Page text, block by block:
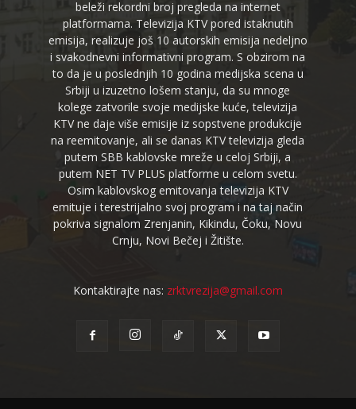
beleži rekordni broj pregleda na internet
platformama. Televizija KTV pored istaknutih
emisija, realizuje još 10 autorskih emisija nedeljno
i svakodnevni informativni program. S obzirom na
to da je u poslednjih 10 godina medijska scena u
Srbiji u izuzetno lošem stanju, da su mnoge
kolege zatvorile svoje medijske kuće, televizija
KTV ne daje više emisije iz sopstvene produkcije
na reemitovanje, ali se danas KTV televizija gleda
putem SBB kablovske mreže u celoj Srbiji, a
putem NET TV PLUS platforme u celom svetu.
Osim kablovskog emitovanja televizija KTV
emituje i terestrijalno svoj program i na taj način
pokriva signalom Zrenjanin, Kikindu, Čoku, Novu
Crnju, Novi Bečej i Žitište.
Kontaktirajte nas: zrktvrezija@gmail.com